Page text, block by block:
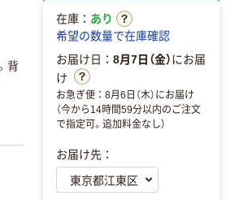
背
在庫： あり
希望の数量で在庫確認
お届け日： 8月7日（金）にお届
け
お急ぎ便：8月6日（木）にお届け
（今から14時間59分以内のご注文
で指定可。追加料金なし）
お届け先：